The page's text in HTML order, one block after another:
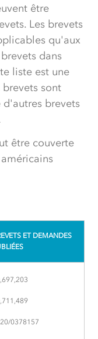
être
Les brevets
qu'aux
dans
liste est une
sont
brevets
être couverte
ET DEMANDES
0378157